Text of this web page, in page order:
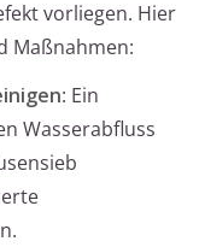
vorliegen. Hier
Maßnahmen:
: Ein
Wasserabfluss